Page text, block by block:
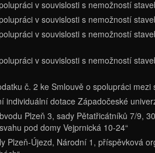
v souvislosti s nemožností
v souvislosti s nemožností
v souvislosti s nemožností
v souvislosti s nemožností
č. 2 ke Smlouvě o spolupráci
individuální dotace Západočeské
Plzeň 3, sady Pětatřicátníků 7/9,
pod domy Vejprnická 10-24“
Plzeň-Újezd, Národní 1, příspěvková